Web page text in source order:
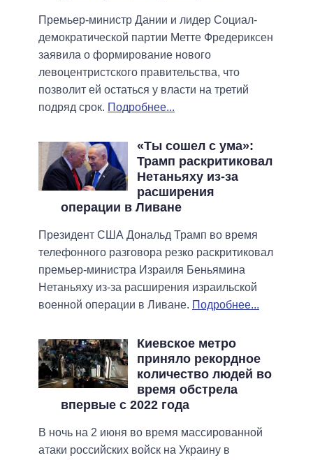
Премьер-министр Дании и лидер Социал-
демократической партии Метте Фредериксен
заявила о формирование нового
левоцентристского правительства, что
позволит ей остаться у власти на третий
подряд срок. Подробнее...
«Ты сошел с ума»:
Трамп раскритиковал
Нетаньяху из-за
расширения
операции в Ливане
Президент США Дональд Трамп во время
телефонного разговора резко раскритиковал
премьер-министра Израиля Беньямина
Нетаньяху из-за расширения израильской
военной операции в Ливане. Подробнее...
Киевское метро
приняло рекордное
количество людей во
время обстрела
впервые с 2022 года
В ночь на 2 июня во время массированной
атаки российских войск на Украину в